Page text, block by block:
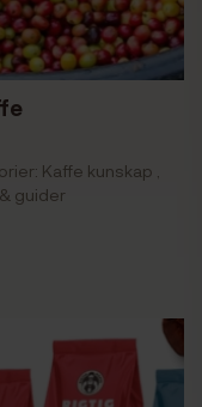
Kaffe kunskap
guider